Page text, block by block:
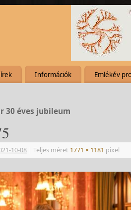
Információk Emlékév
30 éves jubileum
10-08 | Teljes méret 1771 × 1181 pixel